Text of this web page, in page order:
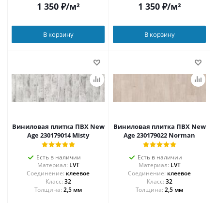
1 350₽/м²
В корзину
1 350₽/м²
В корзину
Виниловая плитка ПВХ New
Age 230179014 Misty
Есть в наличии
Материал: LVT
Соединение: клеевое
32
Толщина: 2,5 мм
Виниловая плитка ПВХ New
Age 230179022 Norman
Есть в наличии
Материал: LVT
Соединение: клеевое
32
Толщина: 2,5 мм